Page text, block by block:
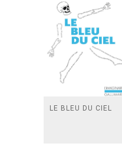
LE BLEU DU CIEL